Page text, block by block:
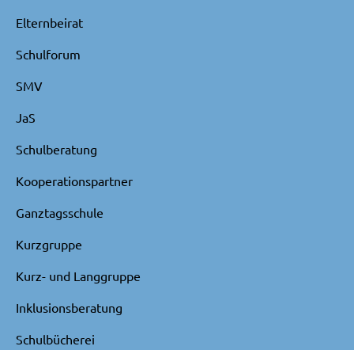
Elternbeirat
Schulforum
SMV
JaS
Schulberatung
Kooperationspartner
Ganztagsschule
Kurzgruppe
Kurz- und Langgruppe
Inklusionsberatung
Schulbücherei